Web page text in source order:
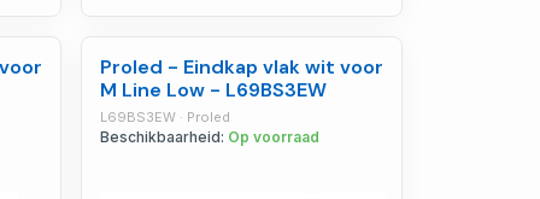
Proled - Eindkap vlak wit voor
M Line Low - L69BS3EW
L69BS3EW · Proled
Beschikbaarheid: Op voorraad